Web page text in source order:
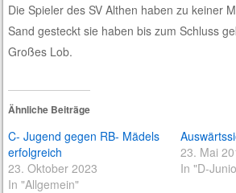
Die Spieler des SV Althen haben zu keiner
Sand gesteckt sie haben bis zum Schluss
Großes Lob.
Ähnliche Beiträge
C- Jugend gegen RB- Mädels
erfolgreich
23. Oktober 2023
In "Allgemein"
23. Mai
In "D-